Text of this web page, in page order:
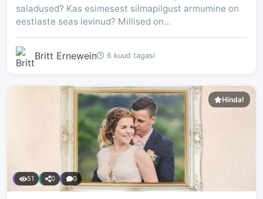
saladused? Kas esimesest silmapilgust armumine on
eestlaste seas levinud? Millised on...
Britt Ernewein 6 kuud tagasi
Hinda!
51 0 0